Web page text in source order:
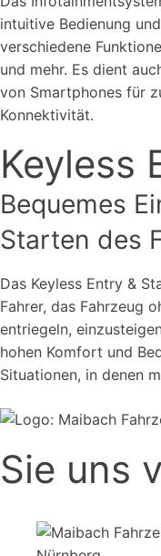
intuitive Bedienung
verschiedene
und mehr. Es dient
von Smartphones für
Konnektivität.
Keyless
Bequemes
Starten des
Das Keyless Entry &
Fahrer, das Fahrzeug
entriegeln,
hohen Komfort und
Situationen, in denen
Sie uns